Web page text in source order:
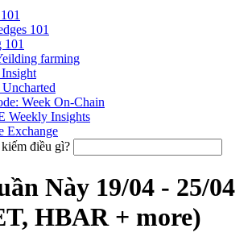
101
101
farming
Week On-Chain
Weekly Insights
Exchange
điều gì?
Này 19/04 - 25/04
HBAR + more)